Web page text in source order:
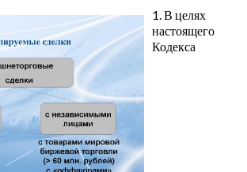
1. В целях
настоящего
Кодекса